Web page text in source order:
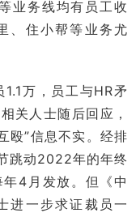
业务线均有员工收
、住小帮等业务尤
万，员工与HR矛
关人士随后回应，
殴”信息不实。经排
跳动2022年的年终
4月发放。但《中
进一步求证裁员一